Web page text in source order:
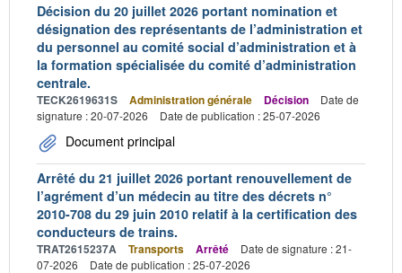
Décision du 20 juillet 2026 portant nomination et
désignation des représentants de l’administration et
du personnel au comité social d’administration et à
la formation spécialisée du comité d’administration
centrale.
TECK2619631S Administration générale Décision
Date de
signature : 20-07-2026
Date de publication : 25-07-2026
Document principal
Arrêté du 21 juillet 2026 portant renouvellement de
l’agrément d’un médecin au titre des décrets n°
2010-708 du 29 juin 2010 relatif à la certification des
conducteurs de trains.
TRAT2615237A Transports Arrêté
Date de signature : 21-
07-2026
Date de publication : 25-07-2026